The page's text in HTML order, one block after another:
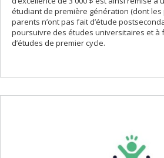
étudiant de première génération (dont
parents n’ont pas fait d’étude
poursuivre des études universitaires et à
d’études de premier cycle.